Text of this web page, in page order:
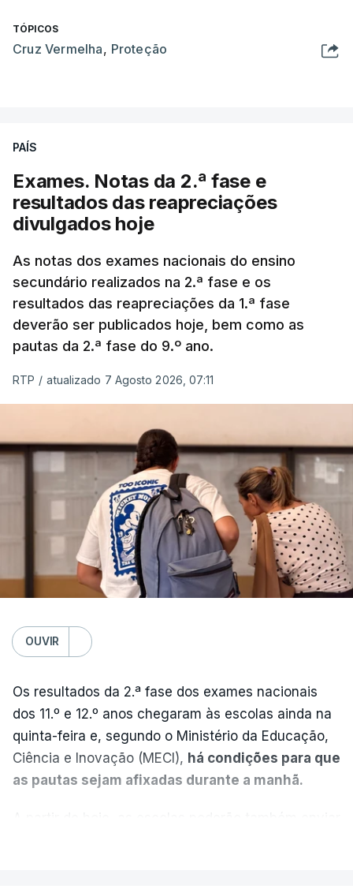
TÓPICOS
Cruz Vermelha, Proteção
PAÍS
Exames. Notas da 2.ª fase e
resultados das reapreciações
divulgados hoje
As notas dos exames nacionais do ensino
secundário realizados na 2.ª fase e os
resultados das reapreciações da 1.ª fase
deverão ser publicados hoje, bem como as
pautas da 2.ª fase do 9.º ano.
RTP / atualizado 7 Agosto 2026, 07:11
OUVIR
Os resultados da 2.ª fase dos exames nacionais
dos 11.º e 12.º anos chegaram às escolas ainda na
quinta-feira e, segundo o Ministério da Educação,
Ciência e Inovação (MECI), há condições para que
as pautas sejam afixadas durante a manhã.